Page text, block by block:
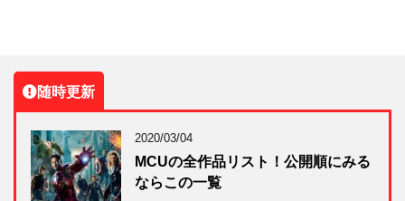
随時更新
2020/03/04
MCUの全作品リスト！公開順にみる
ならこの一覧